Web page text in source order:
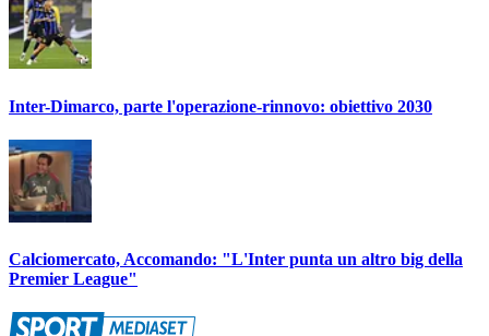
Inter-Dimarco, parte l'operazione-rinnovo: obiettivo 2030
Calciomercato, Accomando: "L'Inter punta un altro big della
Premier League"